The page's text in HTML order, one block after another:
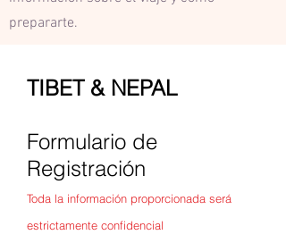
prepararte.
TIBET & NEPAL
Formulario de
Registración
Toda la información proporcionada será
estrictamente confidencial